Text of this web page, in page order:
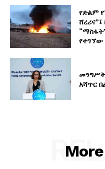
የድልም
የተገኘው
መንግሥት
አሻጥር